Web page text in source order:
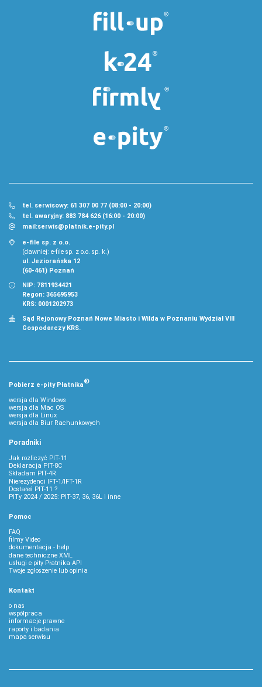
tel. serwisowy: 61 307 00 77 (08:00 - 20:00)
tel. awaryjny: 883 784 626 (16:00 - 20:00)
mail:serwis@platnik.e-pity.pl
e-file sp. z o.o.
(dawniej: e-file sp. z o.o. sp. k.)
ul. Jeziorańska 12
(60-461) Poznań
NIP: 7811934421
Regon: 365695953
KRS: 0001202973
Sąd Rejonowy Poznań Nowe Miasto i Wilda w Poznaniu Wydział VIII
Gospodarczy KRS.
Pobierz e‑pity Płatnika®
wersja dla Windows
wersja dla Mac OS
wersja dla Linux
wersja dla Biur Rachunkowych
Poradniki
Jak rozliczyć PIT-11
Deklaracja PIT-8C
Składam PIT-4R
Nierezydenci IFT-1/IFT-1R
Dostałeś PIT-11 ?
PITy 2024 / 2025: PIT-37, 36, 36L i inne
Pomoc
FAQ
filmy Video
dokumentacja - help
dane techniczne XML
usługi e-pity Płatnika API
Twoje zgłoszenie lub opinia
Kontakt
o nas
współpraca
informacje prawne
raporty i badania
mapa serwisu